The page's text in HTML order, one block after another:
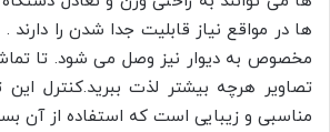
ها در مواقع نیاز قابلیت جدا شدن را دارند .
مخصوص به دیوار نیز وصل می شود. تا
تصاویر هرچه بیشتر لذت ببرید.کنترل این
مناسبی و زیبایی است که استفاده از آن